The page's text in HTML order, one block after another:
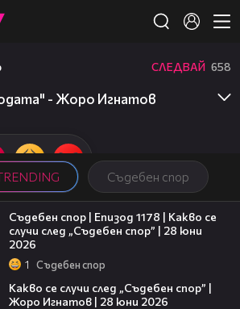
Съдебен спор
СЛЕДВАЙ 658
- Жоро Игнатов
Съдебен спор | Епизод 1178 | Какво се
случи след „Съдебен спор” | 28 юни
2026
1 Съдебен спор
Какво се случи след „Съдебен спор” |
Жоро Игнатов | 28 юни 2026